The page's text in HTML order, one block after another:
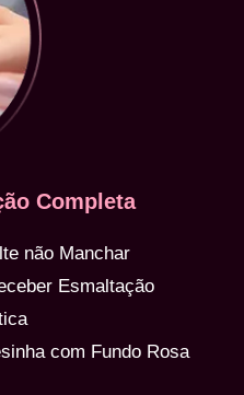
Completa
não Manchar
Esmaltação
com Fundo Rosa